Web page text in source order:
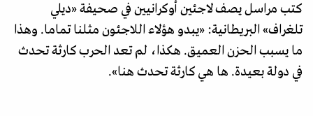
كتب مراسل يصف لاجئين أوكرانيين في صحيفة «ديلي
تلغراف» البريطانية: «يبدو هؤلاء اللاجئون مثلنا تماما. وهذا
ما يسبب الحزن العميق. هكذا، لم تعد الحرب كارثة تحدث
في دولة بعيدة. ها هي كارثة تحدث هنا».